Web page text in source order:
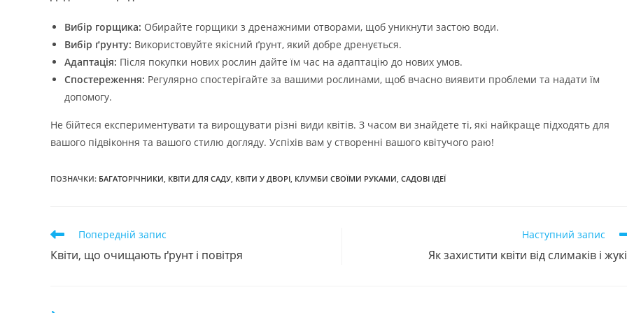
Вибір горщика: Обирайте горщики з дренажними отворами, щоб уникнути застою води.
Вибір ґрунту: Використовуйте якісний ґрунт, який добре дренується.
Адаптація: Після покупки нових рослин дайте їм час на адаптацію до нових умов.
Спостереження: Регулярно спостерігайте за вашими рослинами, щоб вчасно виявити проблеми та надати їм
допомогу.
Не бійтеся експериментувати та вирощувати різні види квітів. З часом ви знайдете ті, які найкраще підходять для
вашого підвіконня та вашого стилю догляду. Успіхів вам у створенні вашого квітучого раю!
ПОЗНАЧКИ: БАГАТОРІЧНИКИ, КВІТИ ДЛЯ САДУ, КВІТИ У ДВОРІ, КЛУМБИ СВОЇМИ РУКАМИ, САДОВІ ІДЕЇ
Прочитати
статей
Попередній запис
Квіти, що очищають ґрунт і повітря
Наступний запис
Як захистити квіти від слимаків і